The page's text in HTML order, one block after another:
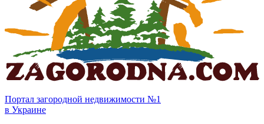
Портал загородной недвижимости №1
в Украине